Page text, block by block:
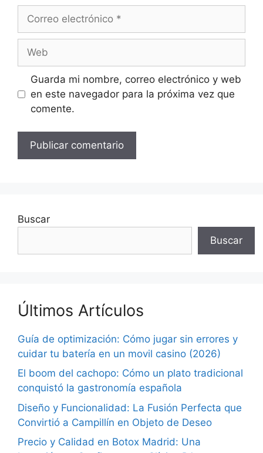
Correo
Web
Guarda mi nombre, correo electrónico y web
en este navegador para la próxima vez que
comente.
Buscar
Buscar
Últimos Artículos
Guía de optimización: Cómo jugar sin errores y
cuidar tu batería en un movil casino (2026)
El boom del cachopo: Cómo un plato tradicional
conquistó la gastronomía española
Diseño y Funcionalidad: La Fusión Perfecta que
Convirtió a Campillín en Objeto de Deseo
Precio y Calidad en Botox Madrid: Una